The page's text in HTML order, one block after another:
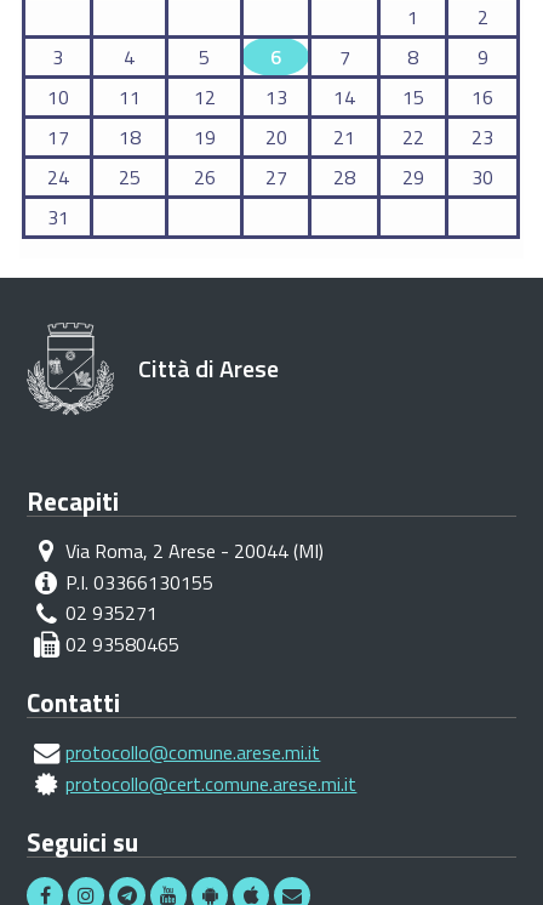
1
2
3
4 5 6 7 8
9
10
11 12 13 14 15
16
17
18 19 20 21 22
23
24
25 26 27 28 29
30
31
Città di Arese
Recapiti
Via Roma, 2 Arese - 20044 (MI)
P.I. 03366130155
02 935271
02 93580465
Contatti
protocollo@comune.arese.mi.it
protocollo@cert.comune.arese.mi.it
Seguici su